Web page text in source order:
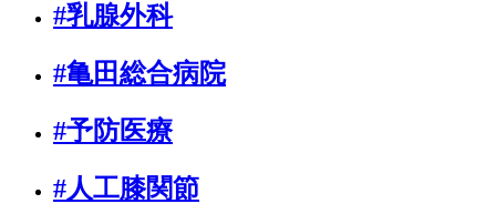
#乳腺外科
#亀田総合病院
#予防医療
#人工膝関節